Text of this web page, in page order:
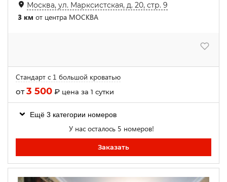
Москва, ул. Марксистская, д. 20, стр. 9
3 км от центра МОСКВА
Стандарт с 1 большой кроватью
от3 500 ₽ цена за 1 сутки
Ещё 3 категории номеров
У нас осталось 5 номеров!
Заказать